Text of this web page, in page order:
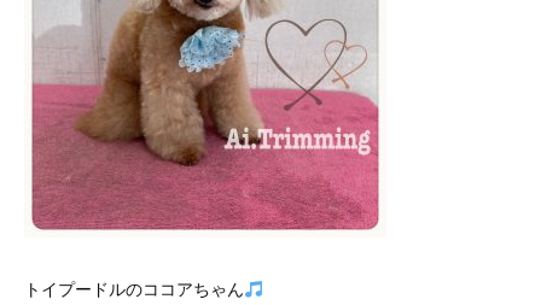
トイプードルのココアちゃん